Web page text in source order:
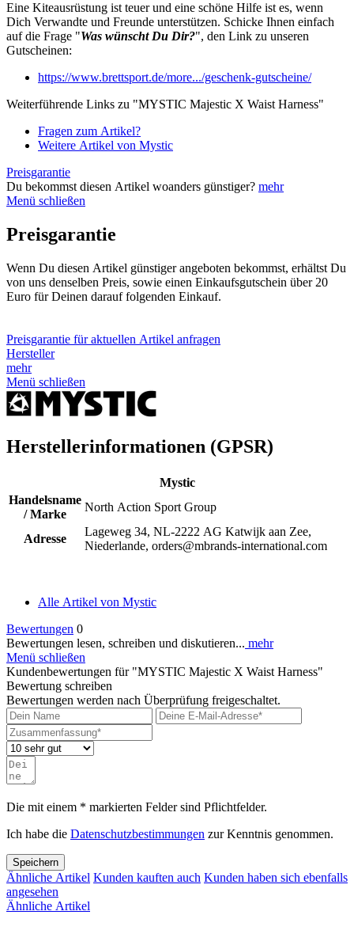
Eine Kiteausrüstung ist teuer und eine schöne Hilfe ist es, wenn
Dich Verwandte und Freunde unterstützen. Schicke Ihnen einfach
auf die Frage "Was wünscht Du Dir?", den Link zu unseren
Gutscheinen:
https://www.brettsport.de/more.../geschenk-gutscheine/
Weiterführende Links zu "MYSTIC Majestic X Waist Harness"
Fragen zum Artikel?
Weitere Artikel von Mystic
Preisgarantie
Du bekommst diesen Artikel woanders günstiger? mehr
Menü schließen
Preisgarantie
Wenn Du diesen Artikel günstiger angeboten bekommst, erhältst Du
von uns denselben Preis, sowie einen Einkaufsgutschein über 20
Euro für Deinen darauf folgenden Einkauf.
Preisgarantie für aktuellen Artikel anfragen
Hersteller
mehr
Menü schließen
Herstellerinformationen (GPSR)
Mystic
Handelsname
/ Marke
North Action Sport Group
Adresse
Lageweg 34, NL-2222 AG Katwijk aan Zee,
Niederlande, orders@mbrands-international.com
Alle Artikel von Mystic
Bewertungen 0
Bewertungen lesen, schreiben und diskutieren... mehr
Menü schließen
Kundenbewertungen für "MYSTIC Majestic X Waist Harness"
Bewertung schreiben
Bewertungen werden nach Überprüfung freigeschaltet.
Die mit einem * markierten Felder sind Pflichtfelder.
Ich habe die Datenschutzbestimmungen zur Kenntnis genommen.
Speichern
Ähnliche Artikel Kunden kauften auch Kunden haben sich ebenfalls
angesehen
Ähnliche Artikel